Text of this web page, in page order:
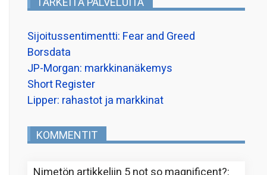
Sijoitussentimentti: Fear and Greed
Borsdata
JP-Morgan: markkinanäkemys
Short Register
Lipper: rahastot ja markkinat
KOMMENTIT